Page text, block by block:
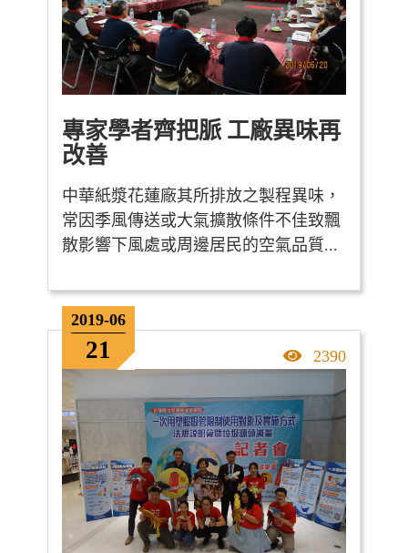
專家學者齊把脈 工廠異味再
改善
中華紙漿花蓮廠其所排放之製程異味，
常因季風傳送或大氣擴散條件不佳致飄
散影響下風處或周邊居民的空氣品質...
2019-06
21 點擊率
2390